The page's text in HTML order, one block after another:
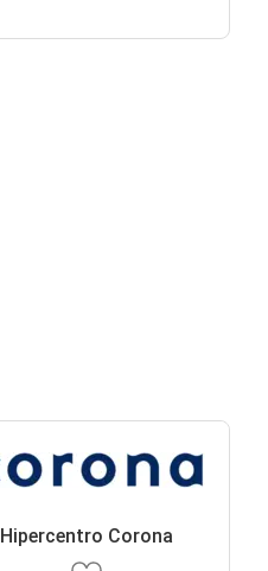
Hipercentro Corona